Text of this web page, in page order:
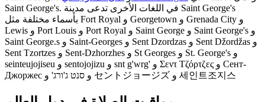
Saint George's. في اللغات الأخرى تدعى مدينة Saint George's
بأسماء مختلفة مثل Fort Royal و Georgetown و Grenada City و
Lewis و Port Louis و Port Royal و Saint George و Saint George's و
Saint George.s و Saint-Georges و Sent Dzordzas و Sent Džordžas و
Sent Tzortzes و Sent-Dzhorzhes و St Georges و St. George's و
seinteujojiseu و sentojojizu و snt g'wrg' و Σεντ Τζόρτζες و Сент-
Джоржес و סנט ג'ורג' و セントジョージズ و 세인트조지스